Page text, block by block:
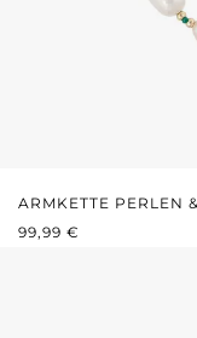
ARMKETTE PERLEN
REGULÄRER
99,99 €